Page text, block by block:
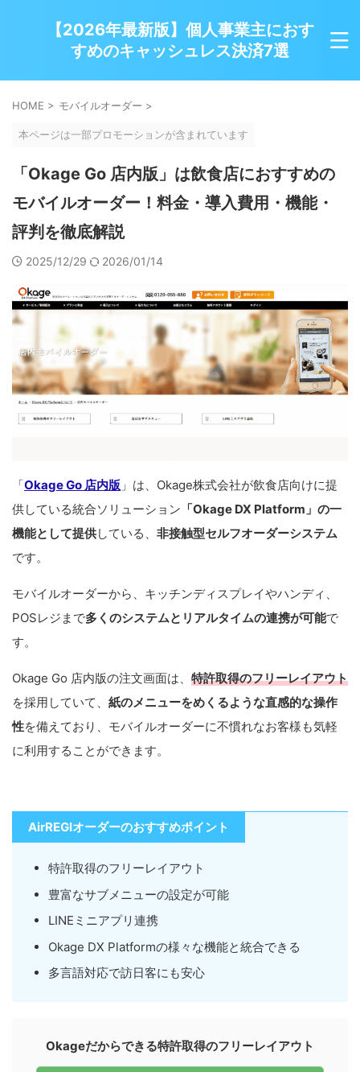
【2026年最新版】個人事業主におす
すめのキャッシュレス決済7選
HOME > モバイルオーダー >
本ページは一部プロモーションが含まれています
「Okage Go 店内版」は飲食店におすすめの
モバイルオーダー！料金・導入費用・機能・
評判を徹底解説
2025/12/29 2026/01/14
「Okage Go 店内版 」は、Okage株式会社が飲食店向けに提
供している統合ソリューション 「Okage DX Platform」の一
機能として提供している、 非接触型セルフオーダーシステム
です。
モバイルオーダーから、キッチンディスプレイやハンディ、
POSレジまで多くのシステムとリアルタイムの連携が可能で
す。
Okage Go 店内版の注文画面は、 特許取得のフリーレイアウト
を採用していて、 紙のメニューをめくるような直感的な操作
性を備えており、モバイルオーダーに不慣れなお客様も気軽
に利用することができます。
AirREGIオーダーのおすすめポイント
特許取得のフリーレイアウト
豊富なサブメニューの設定が可能
LINEミニアプリ連携
Okage DX Platformの様々な機能と統合できる
多言語対応で訪日客にも安心
Okageだからできる特許取得のフリーレイアウト